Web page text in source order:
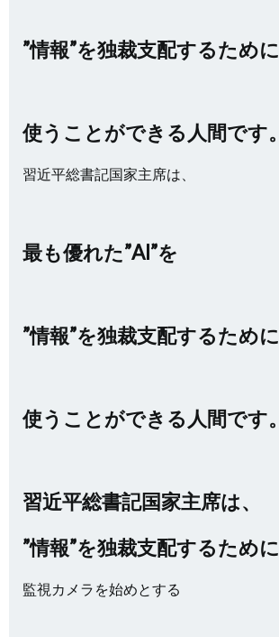
”情報”を独裁支配するために
使うことができる人間です。
習近平総書記国家主席は、
最も優れた”AI”を
”情報”を独裁支配するために
使うことができる人間です。
習近平総書記国家主席は、
”情報”を独裁支配するために
監視カメラを始めとする